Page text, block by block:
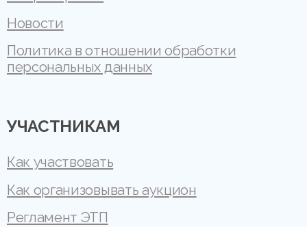
Новости
Политика в отношении обработки
персональных данных
УЧАСТНИКАМ
Как участвовать
Как организовывать аукцион
Регламент ЭТП